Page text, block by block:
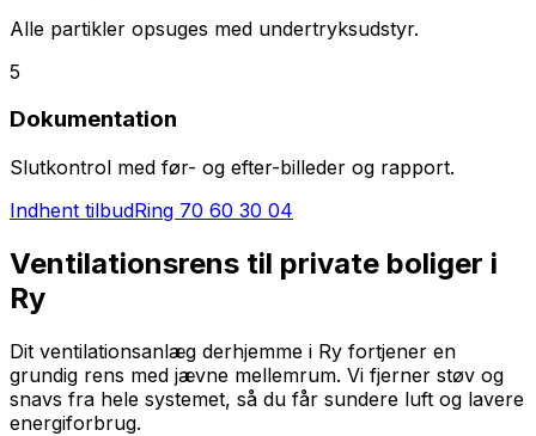
Alle partikler opsuges med undertryksudstyr.
5
Dokumentation
Slutkontrol med før- og efter-billeder og rapport.
Indhent tilbudRing 70 60 30 04
Ventilationsrens til private boliger i
Ry
Dit ventilationsanlæg derhjemme i Ry fortjener en
grundig rens med jævne mellemrum. Vi fjerner støv og
snavs fra hele systemet, så du får sundere luft og lavere
energiforbrug.